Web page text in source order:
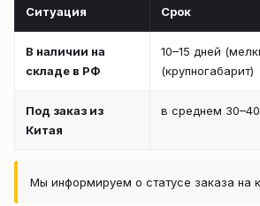
Ситуация Срок
В наличии на
складе в РФ
10–15 дней
(крупногабарит)
Под заказ из
Китая
в среднем
Мы информируем о статусе заказа на